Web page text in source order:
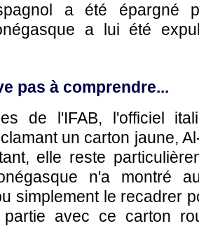
a été épargné
a lui été
pas à comprendre...
de l'IFAB, l'officiel
un carton jaune,
elle reste
n'a montré
simplement le recadrer
avec ce carton